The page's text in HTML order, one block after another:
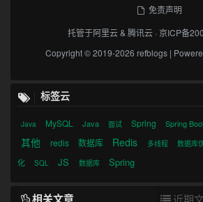
免责声明
托管于阿里云& 腾讯云 ·京ICP备
Copyright © 2019-2026 refblogs |
标签云
Java MySQL Java 面试 Spring Spring
其他 redis 数据库 Redis 多线程 数据库
化
SQL JS 数据库 Spring
相关文章 近期